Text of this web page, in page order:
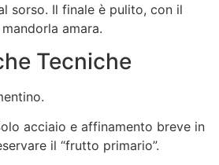
sorso. Il finale è pulito, con il
amara.
Tecniche
acciaio e affinamento breve in
il “frutto primario”.